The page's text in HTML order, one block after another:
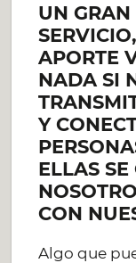
UN
APORTE
NADA SI
Y
ELLAS
CON
Algo que